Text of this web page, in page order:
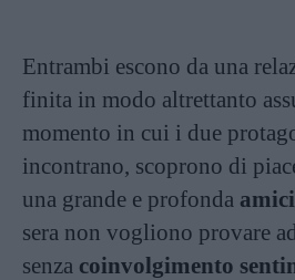
Entrambi escono da una
finita in modo altrettanto
momento in cui i due
incontrano, scoprono di
una grande e profonda
sera non vogliono provare
senza coinvolgimento